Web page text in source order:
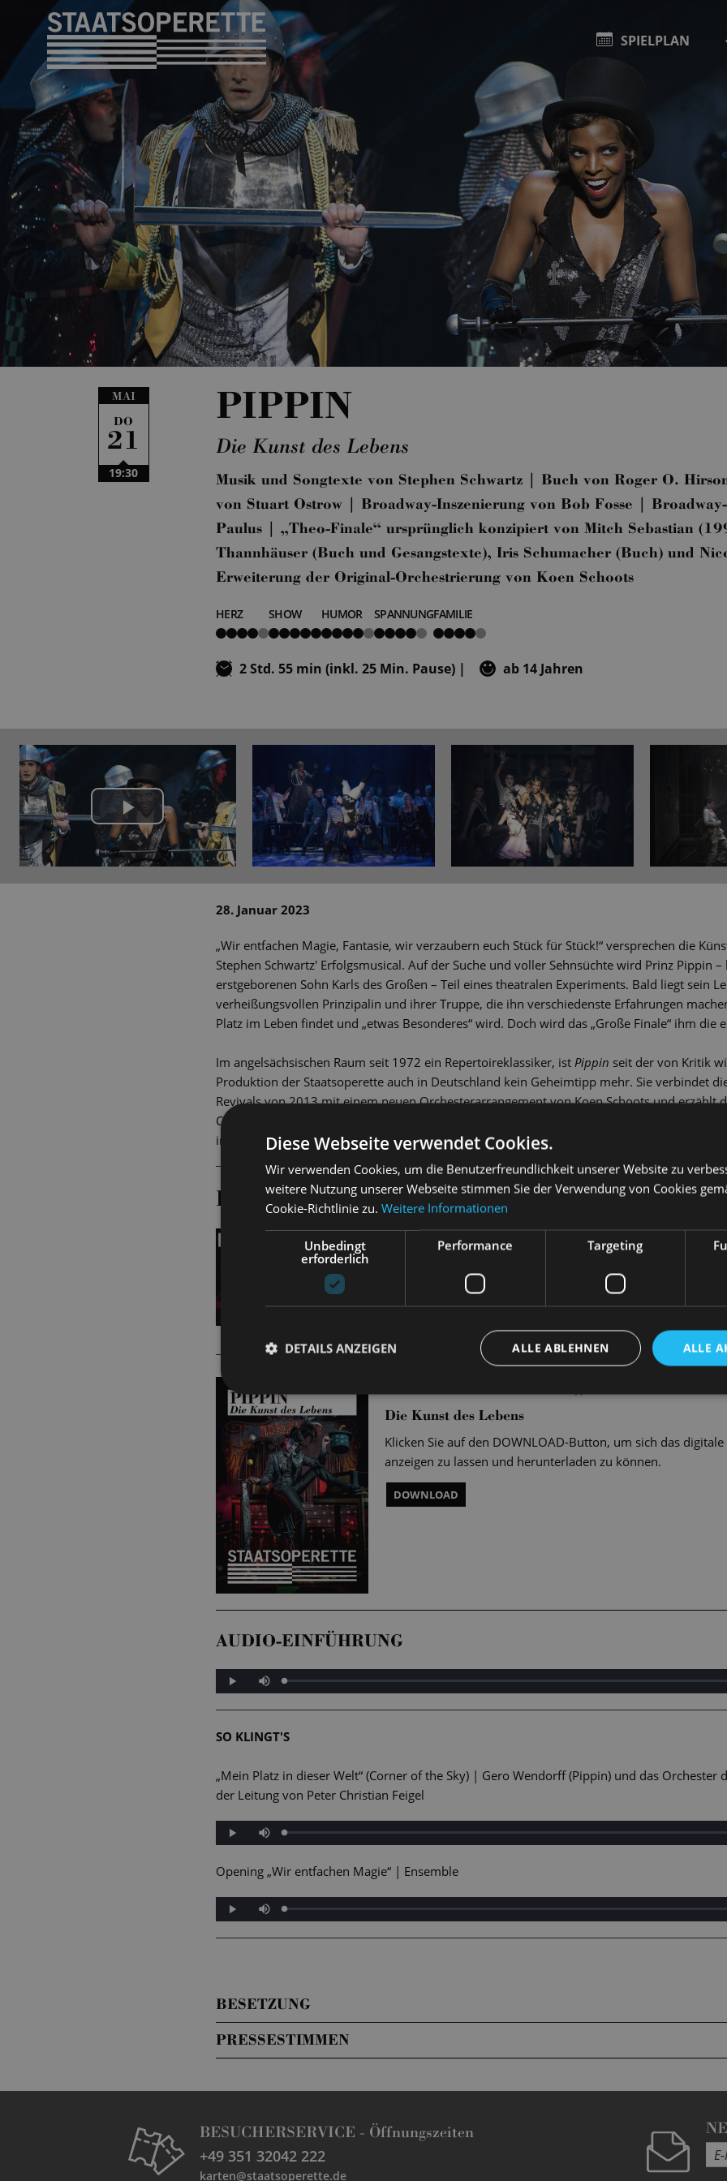
SPIELPLAN
MAI
DO
21
19:30
PIPPIN
Die Kunst des Lebens
Musik und Songtexte von Stephen Schwartz | Buch von Roger O.
von Stuart Ostrow | Broadway-Inszenierung von Bob Fosse |
Paulus | „Theo-Finale“ ursprünglich konzipiert von Mitch Sebastian
Thannhäuser (Buch und Gesangstexte), Iris Schumacher (Buch) und
Erweiterung der Original-Orchestrierung von Koen Schoots
HERZ
4
von
SHOW
5
von
HUMOR
4
von
SPANNUNG
4
von
FAMILIE
4
von
2 Std. 55 min (inkl. 25 Min. Pause) | ab 14 Jahren
Play
Video
28. Januar 2023
„Wir entfachen Magie, Fantasie, wir verzaubern euch Stück für Stück!“ versprechen die
Stephen Schwartz' Erfolgsmusical. Auf der Suche und voller Sehnsüchte wird Prinz Pippin
erstgeborenen Sohn Karls des Großen – Teil eines theatralen Experiments. Bald liegt sein
verheißungsvollen Prinzipalin und ihrer Truppe, die ihn verschiedenste Erfahrungen
Platz im Leben findet und „etwas Besonderes“ wird. Doch wird das „Große Finale“ ihm die
Im angelsächsischen Raum seit 1972 ein Repertoireklassiker, ist Pippin seit der von Kritik
Produktion der Staatsoperette auch in Deutschland kein Geheimtipp mehr. Sie verbindet
Revivals von 2013 mit einem neuen Orchesterarrangement von Koen Schoots und erzählt
Comingof-Age-Geschichte Pippins in spektakulären Tanz- und Show-Nummern. Regie und
in der Hand Simon Eichenbergers.
PIPPIN ALS DOPPEL-CD ERHÄLTLICH
Hier CD kaufen
Die Kunst des Lebens
Klicken Sie auf den DOWNLOAD-Button, um sich das
anzeigen zu lassen und herunterladen zu können.
DOWNLOAD
AUDIO-EINFÜHRUNG
Play Loaded:
Progress:
SO KLINGT'S
„Mein Platz in dieser Welt“ (Corner of the Sky) | Gero Wendorff (Pippin) und das Orchester
der Leitung von Peter Christian Feigel
Play Loaded:
Progress:
Opening „Wir entfachen Magie“ | Ensemble
Play Loaded:
Progress:
BESETZUNG
PRESSESTIMMEN
BESUCHERSERVICE - Öffnungszeiten
+49 351 32042 222
karten@staatsoperette.de
Diese Webseite verwendet Cookies.
Wir verwenden Cookies, um die Benutzerfreundlichkeit unserer Website zu
weitere Nutzung unserer Webseite stimmen Sie der Verwendung von Cookies
Cookie-Richtlinie zu. Weitere Informationen
Unbedingt
erforderlich
Performance Targeting
ALLE
ALLE ABLEHNEN
DETAILS ANZEIGEN